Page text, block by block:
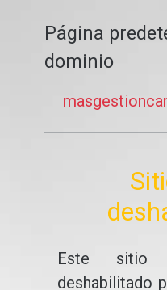
Página
dominio
Este
deshabilitado